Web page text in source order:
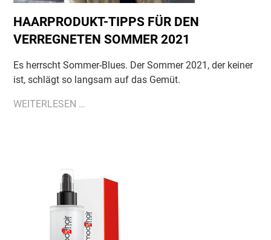
HAARPRODUKT-TIPPS FÜR DEN
VERREGNETEN SOMMER 2021
Es herrscht Sommer-Blues. Der Sommer 2021, der keiner
ist, schlägt so langsam auf das Gemüt.
WEITERLESEN …
SOMMER